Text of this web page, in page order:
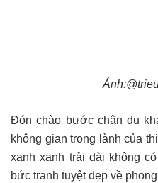
Đón chào bước chân du
không gian trong lành của
xanh xanh trải dài không
bức tranh tuyệt đẹp về